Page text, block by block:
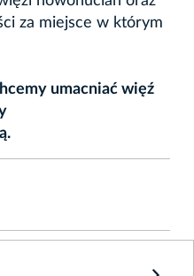
za miejsce w którym
umacniać więź